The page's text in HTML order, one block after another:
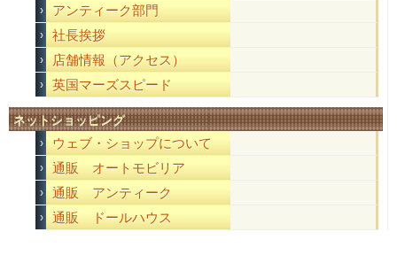
アンティーク部門
社長挨拶
店舗情報（アクセス）
英国マーズスピード
ネットショッピング
ウェブ・ショップについて
通販 オートモビリア
通販 アンティーク
通販 ドールハウス